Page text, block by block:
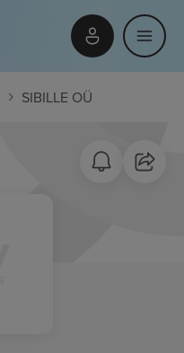
SIBILLE OÜ